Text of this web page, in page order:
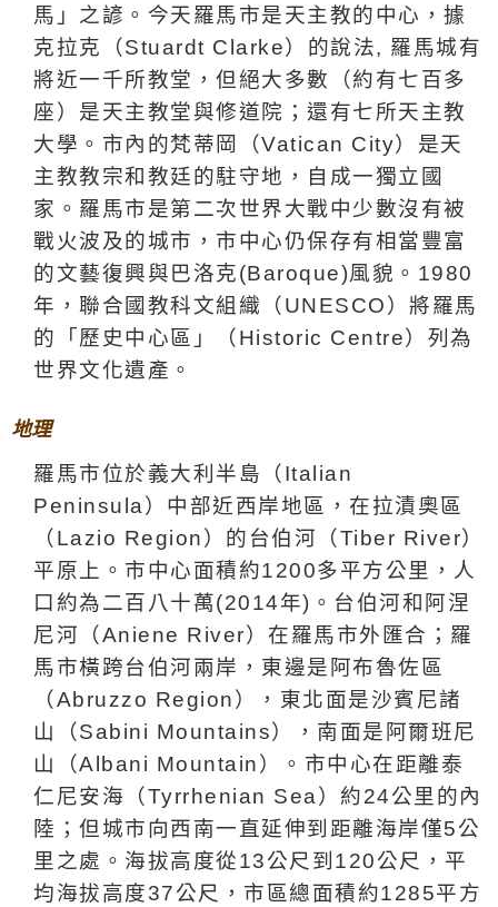
馬」之諺。今天羅馬市是天主教的中心，據
克拉克（Stuardt Clarke）的說法, 羅馬城有
將近一千所教堂，但絕大多數（約有七百多
座）是天主教堂與修道院；還有七所天主教
大學。市內的梵蒂岡（Vatican City）是天
主教教宗和教廷的駐守地，自成一獨立國
家。羅馬市是第二次世界大戰中少數沒有被
戰火波及的城市，市中心仍保存有相當豐富
的文藝復興與巴洛克(Baroque)風貌。 1980
年，聯合國教科文組織（ UNESCO ）將羅馬
的「歷史中心區」（ Historic Centre）列為
世界文化遺產。
地理
羅馬市位於義大利半島（ Italian
Peninsula）中 部近西岸地區，在拉漬奧區
（ Lazio Region ）的台伯河（Tiber River）
平原上 。 市中心面積約1200多平方公里，人
口約為二百八十萬(2014年) 。台伯河和阿涅
尼河（Aniene River）在羅馬市外匯合；羅
馬市橫跨台伯河兩岸，東邊是阿布魯佐區
（Abruzzo Region ），東北面是沙賓尼諸
山（Sabini Mountains），南面是阿爾班尼
山（Albani Mountain ）。市中心在距離泰
仁尼安海（Tyrrhenian Sea）約24公里 的內
陸；但城市向西南一直延伸到距離海岸僅5公
里 之處。海拔高度從13公尺 到 120公尺 ，平
均海拔高度37公尺 ，市區總面積約1285平方